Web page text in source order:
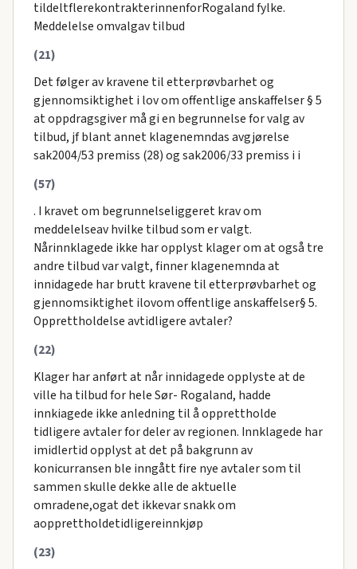
tildeltflerekontrakterinnenforRogaland fylke.
Meddelelse omvalgav tilbud
(21)
Det følger av kravene til etterprøvbarhet og
gjennomsiktighet i lov om offentlige anskaffelser § 5
at oppdragsgiver må gi en begrunnelse for valg av
tilbud, jf blant annet klagenemndas avgjørelse
sak2004/53 premiss (28) og sak2006/33 premiss i i
(57)
. I kravet om begrunnelseliggeret krav om
meddelelseav hvilke tilbud som er valgt.
Nårinnklagede ikke har opplyst klager om at også tre
andre tilbud var valgt, finner klagenemnda at
innidagede har brutt kravene til etterprøvbarhet og
gjennomsiktighet ilovom offentlige anskaffelser§ 5.
Opprettholdelse avtidligere avtaler?
(22)
Klager har anført at når innidagede opplyste at de
ville ha tilbud for hele Sør- Rogaland, hadde
innkiagede ikke anledning til å opprettholde
tidligere avtaler for deler av regionen. Innklagede har
imidlertid opplyst at det på bakgrunn av
konicurransen ble inngått fire nye avtaler som til
sammen skulle dekke alle de aktuelle
omradene,ogat det ikkevar snakk om
aopprettholdetidligereinnkjøp
(23)